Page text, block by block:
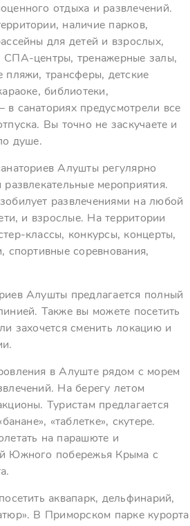
отдыха и развлечений.
наличие парков,
для детей и взрослых,
СПА-центры, тренажерные залы,
пляжи, трансферы, детские
библиотеки,
санаториях предусмотрели все
Вы точно не заскучаете и
душе.
Алушты регулярно
мероприятия.
развлечениями на любой
и взрослые. На территории
классы, конкурсы, концерты,
спортивные соревнования,
Алушты предлагается полный
Также вы можете посетить
захочется сменить локацию и
в Алуште рядом с морем
На берегу летом
Туристам предлагается
«таблетке», скутере.
на парашюте и
Южного побережья Крыма с
аквапарк, дельфинарий,
В Приморском парке курорта